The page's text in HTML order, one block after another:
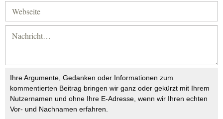
Ihre Argumente, Gedanken oder Informationen zum
kommentierten Beitrag bringen wir ganz oder gekürzt mit Ihrem
Nutzernamen und ohne Ihre E-Adresse, wenn wir Ihren echten
Vor- und Nachnamen erfahren.